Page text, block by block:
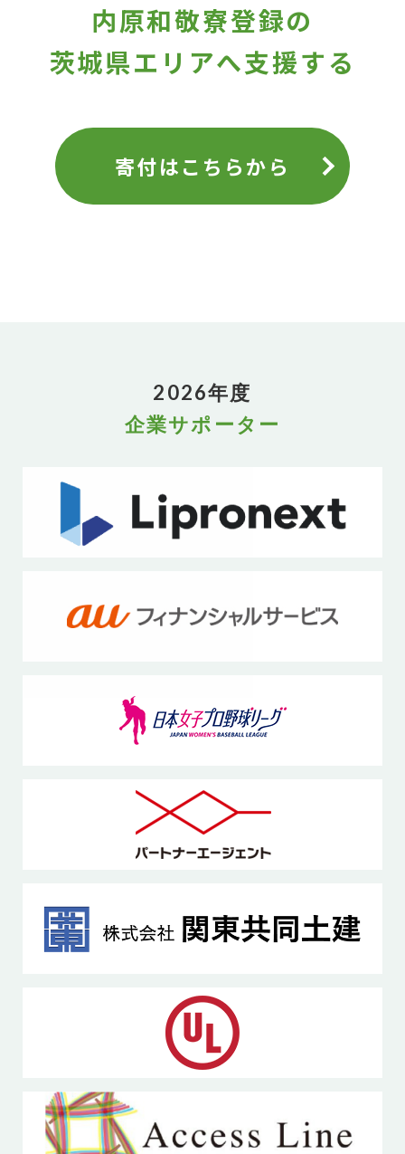
内原和敬寮登録の
茨城県エリアへ支援する
寄付はこちらから
2026年度
企業サポーター